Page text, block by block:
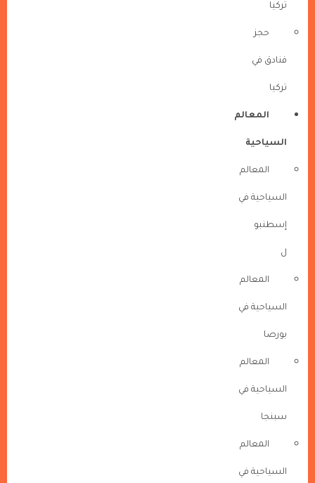
تركيا
حجز
فنادق في
تركيا
المعالم
السياحية
المعالم
السياحية في
إسطنبو
ل
المعالم
السياحية في
بورصا
المعالم
السياحية في
سبنجا
المعالم
السياحية في